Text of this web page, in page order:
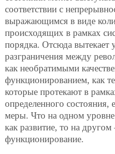
соответствии с
выражающимся в виде
происходящих в рамках
порядка. Отсюда вытекает
разграничения между
как необратимыми
функционированием, как
которые протекают в
определенного состояния,
меры. Что на одном уровне
как развитие, то на
функционирование.